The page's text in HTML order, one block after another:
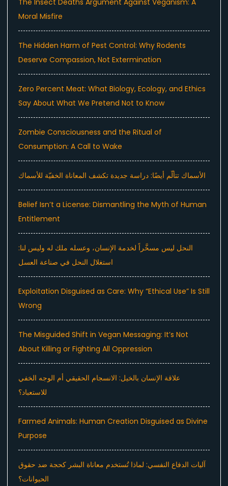
Moral Misfire
The Hidden Harm of Pest Control: Why Rodents
Deserve Compassion, Not Extermination
Zero Percent Meat: What Biology, Ecology, and Ethics
Say About What We Pretend Not to Know
Zombie Consciousness and the Ritual of
Consumption: A Call to Wake
الأسماك تتألّم أيضًا: دراسة جديدة تكشف المعاناة الخفيّة للأسماك
Belief Isn’t a License: Dismantling the Myth of Human
Entitlement
النحل ليس مسخَّراً لخدمة الإنسان، وعسله ملك له وليس لنا:
استغلال النحل في صناعة العسل
Exploitation Disguised as Care: Why “Ethical Use” Is Still
Wrong
The Misguided Shift in Vegan Messaging: It’s Not
About Killing or Fighting All Oppression
علاقة الإنسان بالخيل: الانسجام الحقيقي أم الوجه الخفي
للاستعباد؟
Farmed Animals: Human Creation Disguised as Divine
Purpose
آليات الدفاع النفسي: لماذا تُستخدم معاناة البشر كحجة ضد حقوق
الحيوانات؟